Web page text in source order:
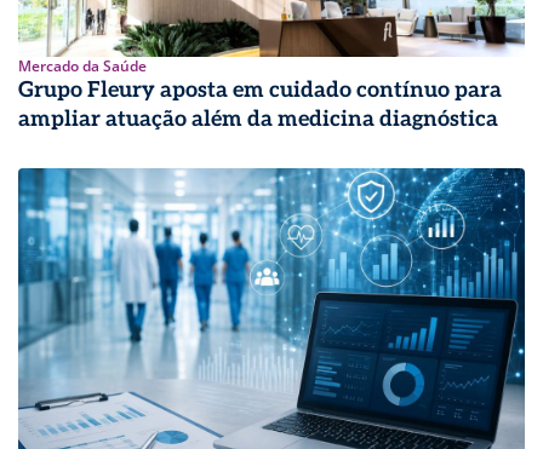
Mercado da Saúde
Grupo Fleury aposta em cuidado contínuo para
ampliar atuação além da medicina diagnóstica